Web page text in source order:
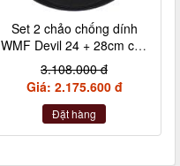
Set 2 chảo chống dính
WMF Devil 24 + 28cm cán
inox nội địa Đức
3.108.000 đ
Giá: 2.175.600 đ
Đặt hàng